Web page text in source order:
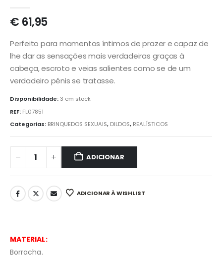
€ 61,95
Perfeito para momentos íntimos de prazer e capaz de
lhe dar as sensações mais verdadeiras graças à
cabeça, escroto e veias salientes como se de um
verdadeiro pénis se tratasse.
Disponibilidade:3 em stock
REF: FL07851
Categorias: BRINQUEDOS SEXUAIS, DILDOS, REALÍSTICOS
ADICIONAR
ADICIONAR À WISHLIST
MATERIAL:
Borracha.